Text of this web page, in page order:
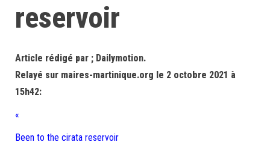
reservoir
Article rédigé par ; Dailymotion.
Relayé sur maires-martinique.org le 2 octobre 2021 à
15h42:
«
Been to the cirata reservoir